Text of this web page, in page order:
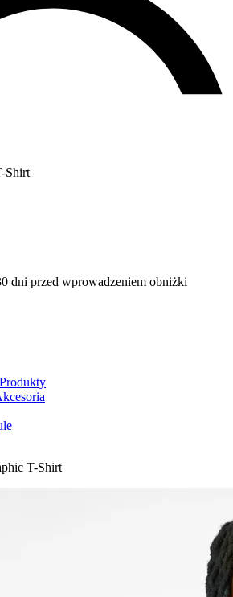
Shirt
dni przed wprowadzeniem obniżki
T-Shirt